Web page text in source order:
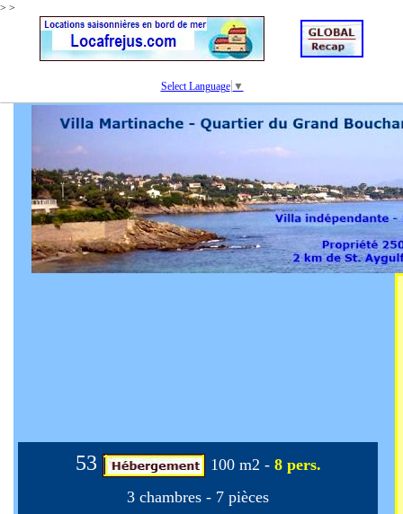
> >
Select Language ▼
53 100 m2 - 8 pers.
3 chambres - 7 pièces